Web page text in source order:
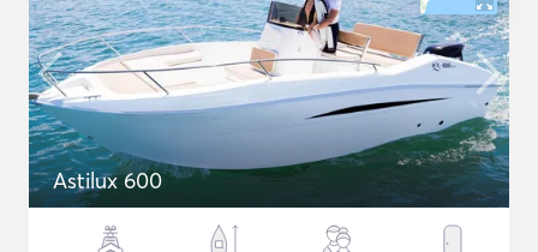
Astilux 600